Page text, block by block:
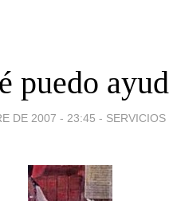
puedo
DE 2007 - 23:45 - SERVICIOS